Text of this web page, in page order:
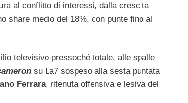
al conflitto di interessi, dalla crescita
share medio del 18%, con punte fino al
televisivo pressoché totale, alle spalle
su La7 sospeso alla sesta puntata
Ferrara, ritenuta offensiva e lesiva del